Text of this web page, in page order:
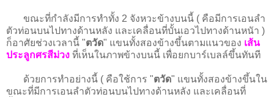
ขณะที่กำลังมีการทำทั้ง 2 จังหวะข้างบนนี้ ( คือมีการเอนลำ
ตัวท่อนบนไปทางด้านหลัง และเคลื่อนที่บั้นเอวไปทางด้านหนัา )
ก็อาศัยช่วงเวลานี้ "ตวัด" แขนทั้งสองข้างขึ้นตามแนวของ เส้น
ประลูกศรสีม่วง ที่เห็นในภาพข้างบนนี้ เพื่อยกบาร์เบลล์ขึ้นทันที
ด้วยการทำอย่างนี้ ( คือใช้การ "ตวัด" แขนทั้งสองข้างขึ้นใน
ขณะที่มีการเอนลำตัวท่อนบนไปทางด้านหลัง และเคลื่อนที่